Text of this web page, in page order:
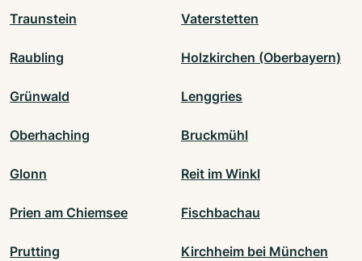
Traunstein Vaterstetten
Raubling Holzkirchen (Oberbayern)
Grünwald Lenggries
Oberhaching Bruckmühl
Glonn Reit im Winkl
Prien am Chiemsee Fischbachau
Prutting Kirchheim bei München